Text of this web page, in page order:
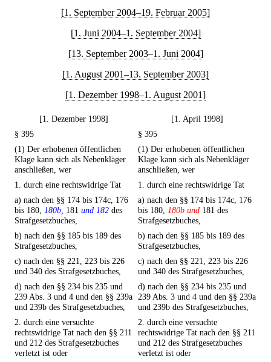
[1. September 2004–19. Februar 2005]
[1. Juni 2004–1. September 2004]
[13. September 2003–1. Juni 2004]
[1. August 2001–13. September 2003]
[1. Dezember 1998–1. August 2001]
[1. Dezember 1998]
[1. April 1998]
§ 395
§ 395
(1) Der erhobenen öffentlichen
Klage kann sich als Nebenkläger
anschließen, wer
(1) Der erhobenen öffentlichen
Klage kann sich als Nebenkläger
anschließen, wer
1. durch eine rechtswidrige Tat
1. durch eine rechtswidrige Tat
a) nach den §§ 174 bis 174c, 176
bis 180, 180b, 181 und 182 des
Strafgesetzbuches,
a) nach den §§ 174 bis 174c, 176
bis 180, 180b und 181 des
Strafgesetzbuches,
b) nach den §§ 185 bis 189 des
Strafgesetzbuches,
b) nach den §§ 185 bis 189 des
Strafgesetzbuches,
c) nach den §§ 221, 223 bis 226
und 340 des Strafgesetzbuches,
c) nach den §§ 221, 223 bis 226
und 340 des Strafgesetzbuches,
d) nach den §§ 234 bis 235 und
239 Abs. 3 und 4 und den §§ 239a
und 239b des Strafgesetzbuches,
d) nach den §§ 234 bis 235 und
239 Abs. 3 und 4 und den §§ 239a
und 239b des Strafgesetzbuches,
2. durch eine versuchte
rechtswidrige Tat nach den §§ 211
und 212 des Strafgesetzbuches
verletzt ist oder
2. durch eine versuchte
rechtswidrige Tat nach den §§ 211
und 212 des Strafgesetzbuches
verletzt ist oder